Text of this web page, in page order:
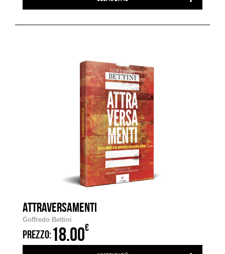
ATTRAVERSAMENTI
Goffredo Bettini
PREZZO:18.00€